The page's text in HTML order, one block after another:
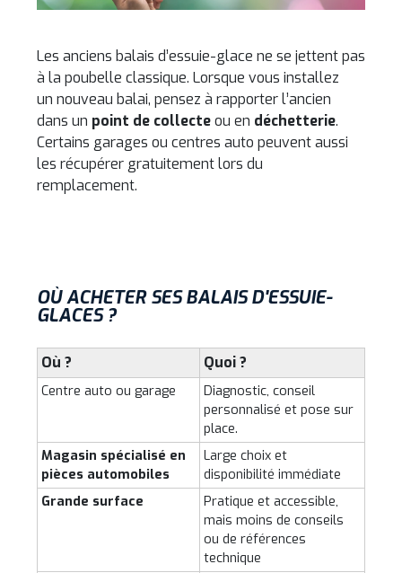
Les anciens balais d’essuie-glace ne se jettent pas
à la poubelle classique. Lorsque vous installez
un nouveau balai, pensez à rapporter l’ancien
dans un point de collecteou en déchetterie.
Certains garages ou centres auto peuvent aussi
les récupérer gratuitement lors du
remplacement.
OÙ ACHETER SES BALAIS D'ESSUIE-
GLACES ?
Où ? Quoi ?
Centre auto ou garage
Diagnostic, conseil
personnalisé et pose sur
place.
Magasin spécialisé en
pièces automobiles
Large choix et
disponibilité immédiate
Grande surface
Pratique et accessible,
mais moins de conseils
ou de références
technique